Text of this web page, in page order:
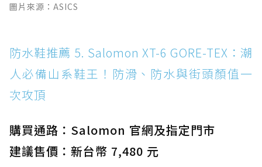
圖片來源：ASICS
防水鞋推薦 5. Salomon XT-6 GORE-TEX：潮
人必備山系鞋王！防滑、防水與街頭顏值一
次攻頂
購買通路：Salomon 官網及指定門市
建議售價：新台幣 7,480 元